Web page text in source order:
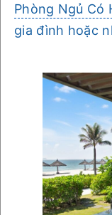
Phòng Ngủ Có
gia đình hoặc